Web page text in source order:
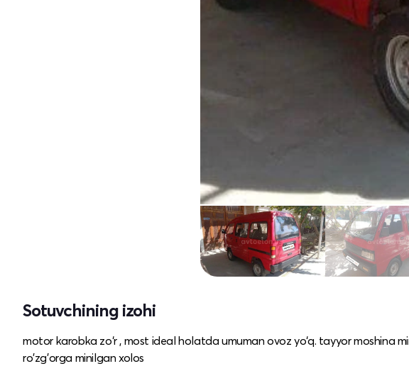
Sotuvchining izohi
motor karobka zo‘r , most ideal holatda umuman ovoz yo‘q. tayyor moshina
ro'zg'orga minilgan xolos